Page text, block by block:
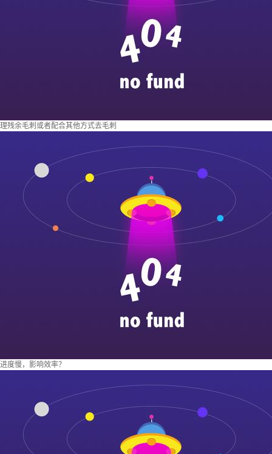
理残余毛刺或者配合其他方式去毛刺
进度慢，影响效率？